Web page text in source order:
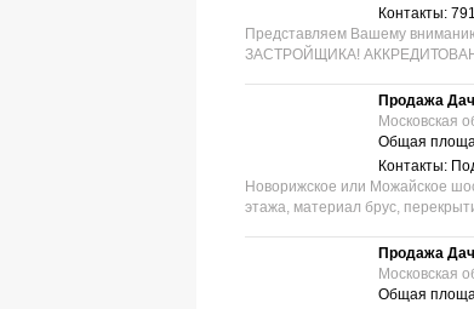
Контакты:
Предcтавляем Вашему
ЗАСТРОЙЩИКА!
Продажа
Московская
Общая
Контакты:
Новорижское или Можайское
этажа, материал брус,
Продажа
Московская
Общая